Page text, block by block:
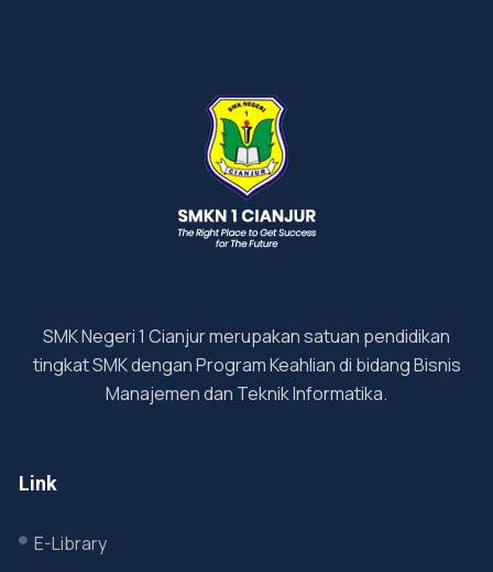
SMK Negeri 1 Cianjur merupakan satuan pendidikan
tingkat SMK dengan Program Keahlian di bidang Bisnis
Manajemen dan Teknik Informatika.
Link
E-Library